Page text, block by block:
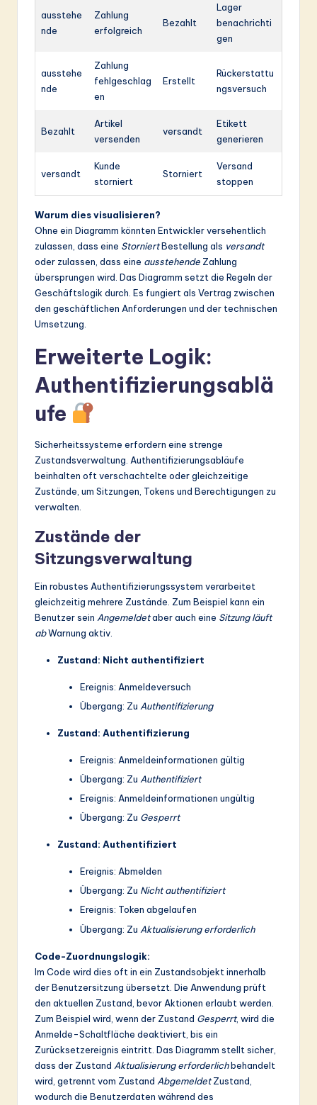
ausstehe
nde
Zahlung
erfolgreich
Bezahlt
Lager
benachrichti
gen
ausstehe
nde
Zahlung
fehlgeschlag
en
Erstellt
Rückerstattu
ngsversuch
Bezahlt
Artikel
versenden
versandt
Etikett
generieren
versandt
Kunde
storniert
Storniert
Versand
stoppen
Warum dies visualisieren?
Ohne ein Diagramm könnten Entwickler versehentlich
zulassen, dass eine StorniertBestellung als versandt
oder zulassen, dass eine ausstehende Zahlung
übersprungen wird. Das Diagramm setzt die Regeln der
Geschäftslogik durch. Es fungiert als Vertrag zwischen
den geschäftlichen Anforderungen und der technischen
Umsetzung.
Erweiterte Logik:
Authentifizierungsablä
ufe
Sicherheitssysteme erfordern eine strenge
Zustandsverwaltung. Authentifizierungsabläufe
beinhalten oft verschachtelte oder gleichzeitige
Zustände, um Sitzungen, Tokens und Berechtigungen zu
verwalten.
Zustände der
Sitzungsverwaltung
Ein robustes Authentifizierungssystem verarbeitet
gleichzeitig mehrere Zustände. Zum Beispiel kann ein
Benutzer sein Angemeldetaber auch eine Sitzung läuft
abWarnung aktiv.
Zustand: Nicht authentifiziert
Ereignis: Anmeldeversuch
Übergang: Zu Authentifizierung
Zustand: Authentifizierung
Ereignis: Anmeldeinformationen gültig
Übergang: Zu Authentifiziert
Ereignis: Anmeldeinformationen ungültig
Übergang: Zu Gesperrt
Zustand: Authentifiziert
Ereignis: Abmelden
Übergang: Zu Nicht authentifiziert
Ereignis: Token abgelaufen
Übergang: Zu Aktualisierung erforderlich
Code-Zuordnungslogik:
Im Code wird dies oft in ein Zustandsobjekt innerhalb
der Benutzersitzung übersetzt. Die Anwendung prüft
den aktuellen Zustand, bevor Aktionen erlaubt werden.
Zum Beispiel wird, wenn der Zustand Gesperrt, wird die
Anmelde-Schaltfläche deaktiviert, bis ein
Zurücksetzereignis eintritt. Das Diagramm stellt sicher,
dass der Zustand Aktualisierung erforderlichbehandelt
wird, getrennt vom Zustand AbgemeldetZustand,
wodurch die Benutzerdaten während des